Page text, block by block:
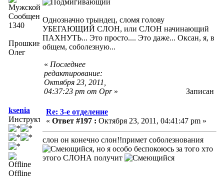
Сообщений:
1340
Прошкин
Олег
Однозначно трындец, сломя голову
УБЕГАЮЩИЙ СЛОН, или СЛОН начинающий
ПАХНУТЬ... Это просто.... Это даже... Оксан, я, в
общем, соболезную...
« Последнее
редактирование:
Октября 23, 2011,
04:37:23 pm от Opr» Записан
ksenia
Инструктор
Offline
Re: 3-е отделение
« Ответ #197 : Октября 23, 2011, 04:41:47 pm »
слон он конечно слон!!примет соболезнования
, но я особо беспокоюсь за того хто
этого СЛОНА получит